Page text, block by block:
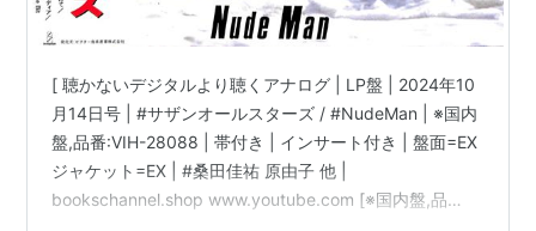
[ 聴かないデジタルより聴くアナログ | LP盤 | 2024年10
月14日号 | #サザンオールスターズ / #NudeMan | ※国内
盤,品番:VIH-28088 | 帯付き | インサート付き | 盤面=EX
ジャケット=EX | #桑田佳祐 原由子 他 |
bookschannel.shop www.youtube.com [※国内盤,品